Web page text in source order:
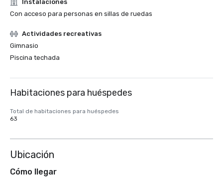
Instalaciones
Con acceso para personas en sillas de ruedas
Actividades recreativas
Gimnasio
Piscina techada
Habitaciones para huéspedes
Total de habitaciones para huéspedes
63
Ubicación
Cómo llegar